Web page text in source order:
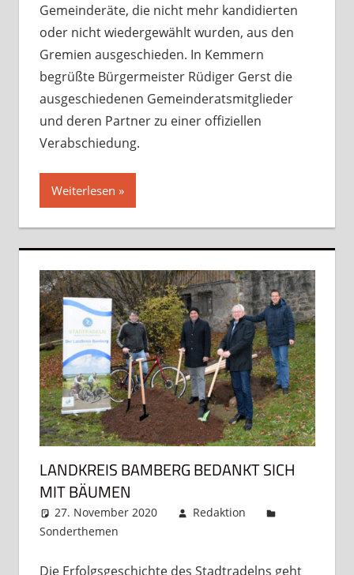
Gemeinderäte, die nicht mehr kandidierten
oder nicht wiedergewählt wurden, aus den
Gremien ausgeschieden. In Kemmern
begrüßte Bürgermeister Rüdiger Gerst die
ausgeschiedenen Gemeinderatsmitglieder
und deren Partner zu einer offiziellen
Verabschiedung.
Weiterlesen
LANDKREIS BAMBERG BEDANKT SICH
MIT BÄUMEN
27. November 2020
Redaktion
Sonderthemen
Die Erfolgsgeschichte des Stadtradelns geht